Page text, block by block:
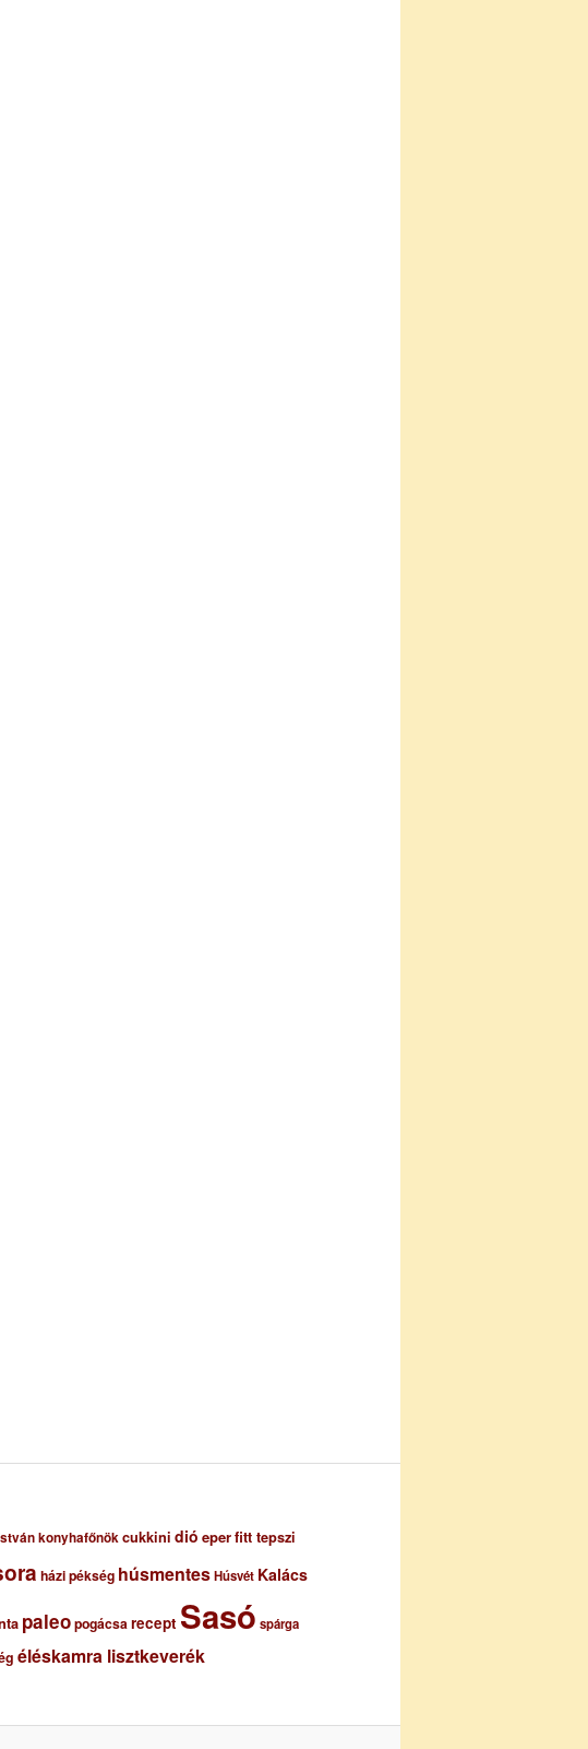
konyhafőnökcukkini dió eperfitt tepszi
házi pékség húsmentesHúsvét Kalács
paleopogácsarecept Sasó spárga
éléskamra lisztkeverék